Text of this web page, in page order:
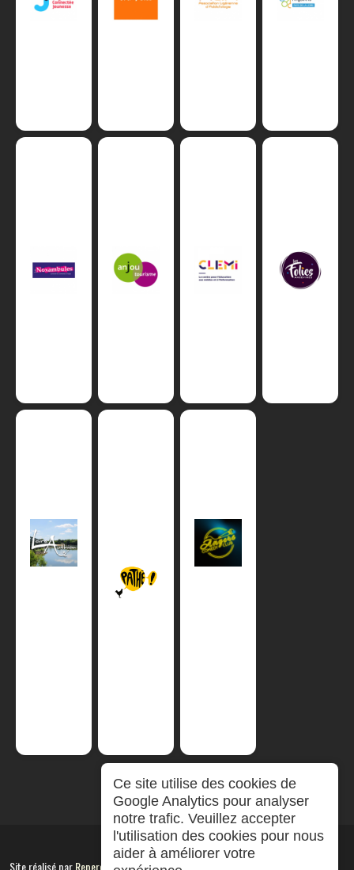
Site réalisé parRepereCom
Ce site utilise des cookies de
Google Analytics pour analyser
notre trafic. Veuillez accepter
l'utilisation des cookies pour nous
aider à améliorer votre